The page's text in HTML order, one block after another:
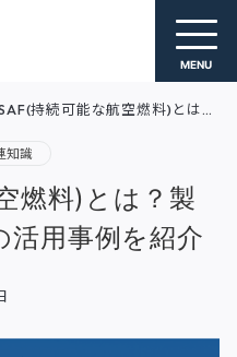
MENU
持続可能な航空燃料)とは？製造方法や航空会社の活用事例を紹介
知識
燃料)とは？製
活用事例を紹介